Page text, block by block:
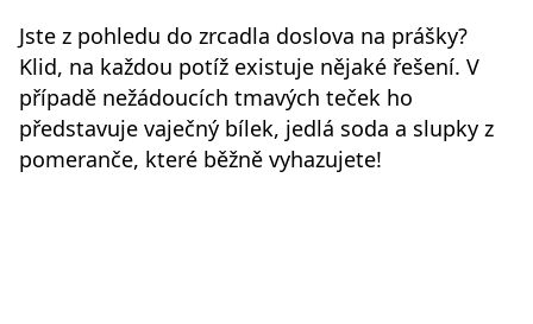
Jste z pohledu do zrcadla doslova na prášky?
Klid, na každou potíž existuje nějaké řešení. V
případě nežádoucích tmavých teček ho
představuje vaječný bílek, jedlá soda a slupky z
pomeranče, které běžně vyhazujete!